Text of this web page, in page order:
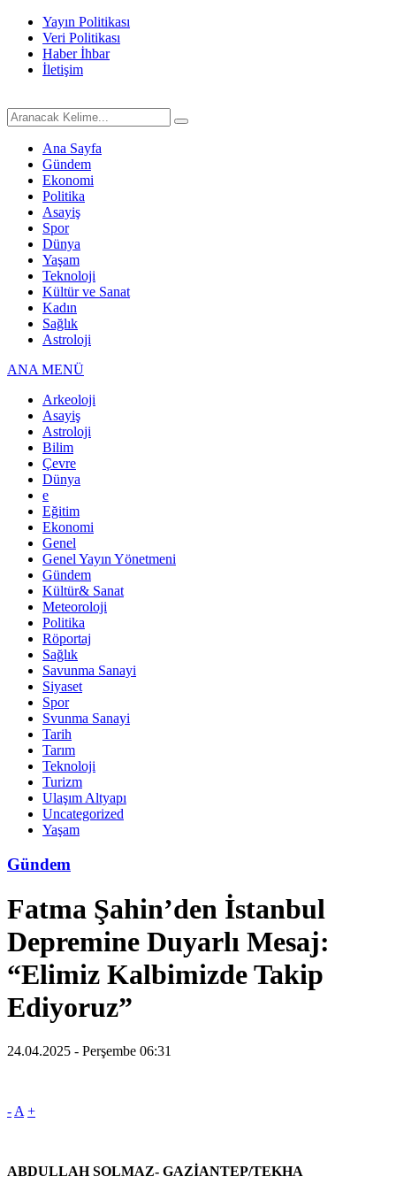
Yayın Politikası
Veri Politikası
Haber İhbar
İletişim
Ana Sayfa
Gündem
Ekonomi
Politika
Asayiş
Spor
Dünya
Yaşam
Teknoloji
Kültür ve Sanat
Kadın
Sağlık
Astroloji
ANA MENÜ
Arkeoloji
Asayiş
Astroloji
Bilim
Çevre
Dünya
e
Eğitim
Ekonomi
Genel
Genel Yayın Yönetmeni
Gündem
Kültür& Sanat
Meteoroloji
Politika
Röportaj
Sağlık
Savunma Sanayi
Siyaset
Spor
Svunma Sanayi
Tarih
Tarım
Teknoloji
Turizm
Ulaşım Altyapı
Uncategorized
Yaşam
Gündem
Fatma Şahin’den İstanbul
Depremine Duyarlı Mesaj:
“Elimiz Kalbimizde Takip
Ediyoruz”
24.04.2025 - Perşembe 06:31
- A +
ABDULLAH SOLMAZ- GAZİANTEP/TEKHA